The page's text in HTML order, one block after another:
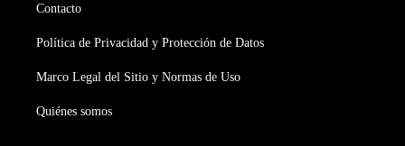
Contacto
Política de Privacidad y Protección de Datos
Marco Legal del Sitio y Normas de Uso
Quiénes somos